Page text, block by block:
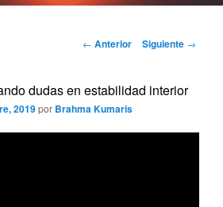
Navegación
← Anterior Siguiente →
dudas en estabilidad interior
2019por Brahma Kumaris